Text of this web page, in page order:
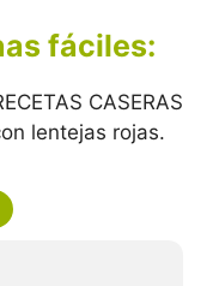
fáciles:
CASERAS
lentejas rojas.